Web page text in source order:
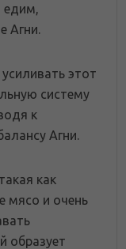
Агни.
этот
систему
к
Агни.
как
мясо и очень
образует